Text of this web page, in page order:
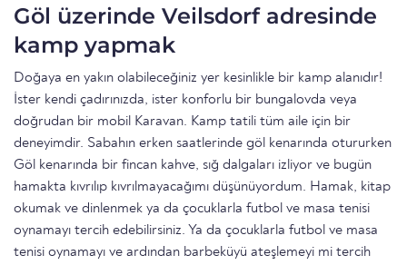
Göl üzerinde Veilsdorf adresinde
kamp yapmak
Doğaya en yakın olabileceğiniz yer kesinlikle bir kamp alanıdır!
İster kendi çadırınızda, ister konforlu bir bungalovda veya
doğrudan bir mobil Karavan. Kamp tatili tüm aile için bir
deneyimdir. Sabahın erken saatlerinde göl kenarında otururken
Göl kenarında bir fincan kahve, sığ dalgaları izliyor ve bugün
hamakta kıvrılıp kıvrılmayacağımı düşünüyordum. Hamak, kitap
okumak ve dinlenmek ya da çocuklarla futbol ve masa tenisi
oynamayı tercih edebilirsiniz. Ya da çocuklarla futbol ve masa
tenisi oynamayı ve ardından barbeküyü ateşlemeyi mi tercih